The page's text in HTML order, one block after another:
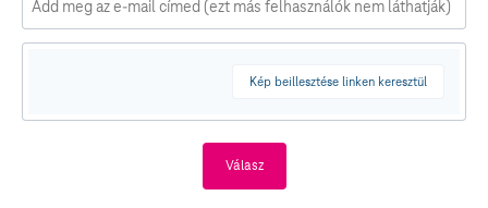
Kép beillesztése linken keresztül
Válasz